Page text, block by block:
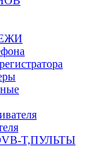
T,ПУЛЬТЫ